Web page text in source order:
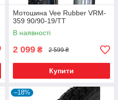
Мотошина Vee Rubber VRM-
359 90/90-19/TT
В наявності
2 099 ₴ 2 599 ₴
Купити
–18%